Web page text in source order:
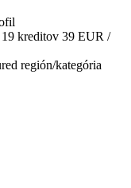
kreditov 39 EUR /
región/kategória